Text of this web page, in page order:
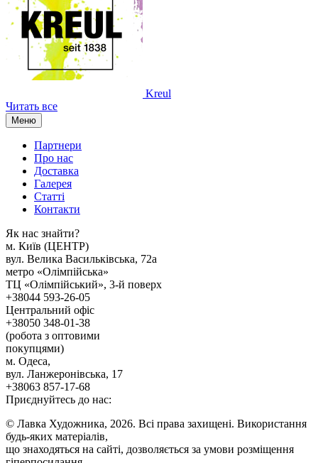
Kreul
Читать все
Меню
Партнери
Про нас
Доставка
Галерея
Статтi
Контакти
Як наc знайти?
м. Киïв (ЦЕНТР)
вул. Велика Васильківська, 72а
метро «Олімпійська»
ТЦ «Олімпійський», 3-й поверх
+38044 593-26-05
Центральний офіс
+38050 348-01-38
(робота з оптовими
покупцями)
м. Одеса,
вул. Ланжеронівська, 17
+38063 857-17-68
Приєднуйтесь до нас:
© Лавка Художника, 2026. Всі права захищені. Використання
будь-яких матеріалів,
що знаходяться на сайті, дозволяється за умови розміщення